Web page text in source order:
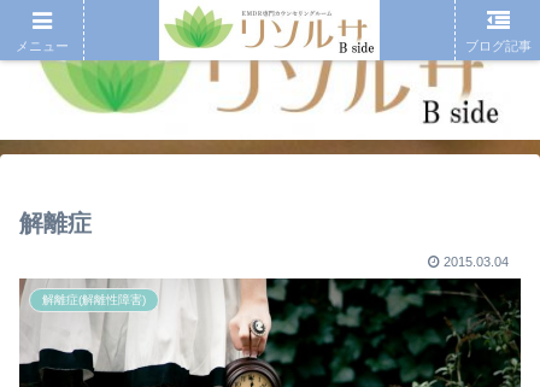
解離症
2015.03.04
解離症(解離性障害)
メニュー ブログ記事